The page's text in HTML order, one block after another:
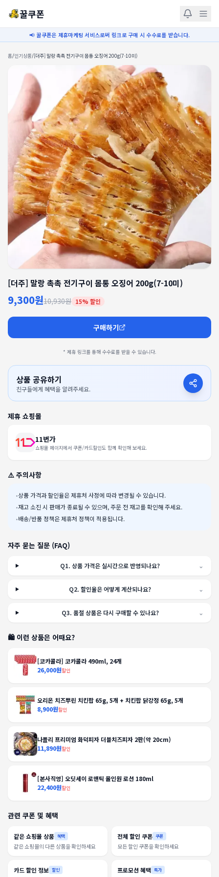
꿀쿠폰
📢 꿀쿠폰은 제휴마케팅 서비스로써 링크로 구매 시 수수료를 받습니다.
홈/인기상품/[더주] 말랑 촉촉 전기구이 몸통 오징어 200g(7-10미)
[더주] 말랑 촉촉 전기구이 몸통 오징어 200g(7-10미)
9,300원10,930원 15% 할인
구매하기
* 제휴 링크를 통해 수수료를 받을 수 있습니다.
상품 공유하기
친구들에게 혜택을 알려주세요.
제휴 쇼핑몰
11번가
쇼핑몰 페이지에서 쿠폰/카드할인도 함께 확인해 보세요.
⚠️ 주의사항
•상품 가격과 할인율은 제휴처 사정에 따라 변경될 수 있습니다.
•재고 소진 시 판매가 종료될 수 있으며, 주문 전 재고를 확인해 주세요.
•배송/반품 정책은 제휴처 정책이 적용됩니다.
자주 묻는 질문 (FAQ)
Q1.상품 가격은 실시간으로 반영되나요? ⌄
Q2.할인율은 어떻게 계산되나요? ⌄
Q3. 품절 상품은 다시 구매할 수 있나요? ⌄
🛍️ 이런 상품은 어때요?
[코카콜라] 코카콜라 490ml, 24개
26,000원할인
오리온 치즈뿌린 치킨팝 65g, 5개 + 치킨팝 닭강정 65g, 5개
8,900원할인
나폴리 프리미엄 화덕피자 더블치즈피자 2판(약 20cm)
11,890원할인
[본사직영] 오딧세이 로맨틱 올인원 로션 180ml
22,400원할인
관련 쿠폰 및 혜택
같은 쇼핑몰 상품 혜택
같은 쇼핑몰의 다른 상품을 확인하세요
전체 할인 쿠폰 쿠폰
모든 할인 쿠폰을 확인하세요
카드 할인 정보 할인 프로모션 혜택 특가